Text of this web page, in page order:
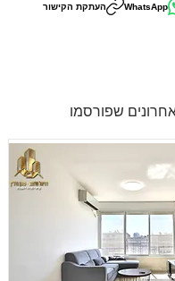
WhatsApp העתקת הקישור
שפורסמו